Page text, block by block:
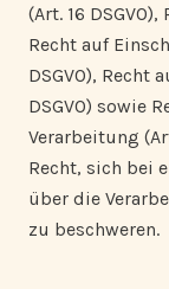
(Art. 16
Recht auf
DSGVO), Recht
DSGVO) sowie
Verarbeitung
Recht, sich bei
über die
zu beschweren.